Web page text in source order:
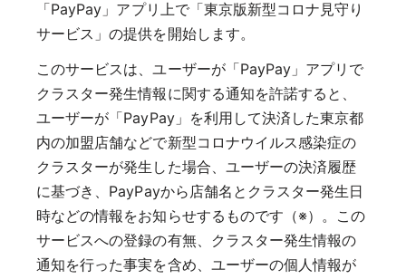
「PayPay」アプリ上で「東京版新型コロナ見守り
サービス」の提供を開始します。
このサービスは、ユーザーが「PayPay」アプリで
クラスター発生情報に関する通知を許諾すると、
ユーザーが「PayPay」を利用して決済した東京都
内の加盟店舗などで新型コロナウイルス感染症の
クラスターが発生した場合、ユーザーの決済履歴
に基づき、PayPayから店舗名とクラスター発生日
時などの情報をお知らせするものです（※）。この
サービスへの登録の有無、クラスター発生情報の
通知を行った事実を含め、ユーザーの個人情報が